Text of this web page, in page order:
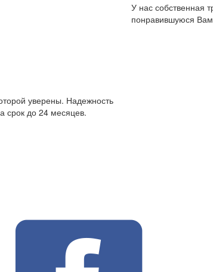
У нас собственная
понравившуюся
уверены. Надежность
срок до 24 месяцев.